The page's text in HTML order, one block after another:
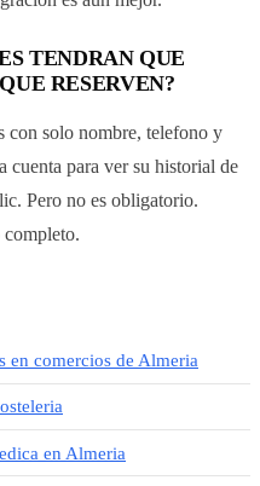
TENDRAN QUE
RESERVEN?
con solo nombre, telefono y
cuenta para ver su historial de
Pero no es obligatorio.
en comercios de Almeria
en Almeria